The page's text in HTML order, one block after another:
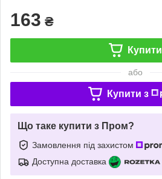
163 ₴
Купити
або
Купити з
Що таке купити з Пром?
Замовлення під захистом
Доступна доставка